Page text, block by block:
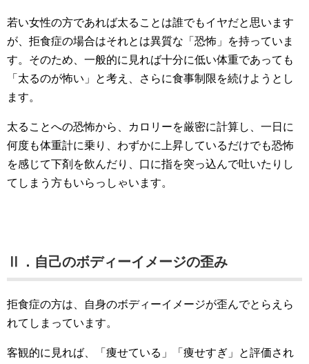
若い女性の方であれば太ることは誰でもイヤだと思います
が、拒食症の場合はそれとは異質な「恐怖」を持っていま
す。そのため、一般的に見れば十分に低い体重であっても
「太るのが怖い」と考え、さらに食事制限を続けようとし
ます。
太ることへの恐怖から、カロリーを厳密に計算し、一日に
何度も体重計に乗り、わずかに上昇しているだけでも恐怖
を感じて下剤を飲んだり、口に指を突っ込んで吐いたりし
てしまう方もいらっしゃいます。
Ⅱ．自己のボディーイメージの歪み
拒食症の方は、自身のボディーイメージが歪んでとらえら
れてしまっています。
客観的に見れば、「痩せている」「痩せすぎ」と評価され